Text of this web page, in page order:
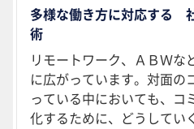
多様な働き方に対応する
術
リモートワーク、ＡＢＷな
に広がっています。対面の
っている中においても、コ
化するために、どうしてい